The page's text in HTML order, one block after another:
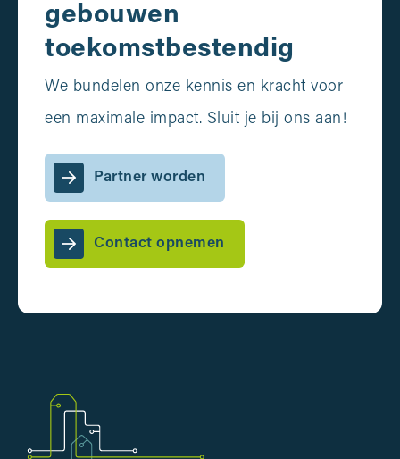
gebouwen
toekomstbestendig
We bundelen onze kennis en kracht voor
een maximale impact. Sluit je bij ons aan!
Partner worden
Contact opnemen